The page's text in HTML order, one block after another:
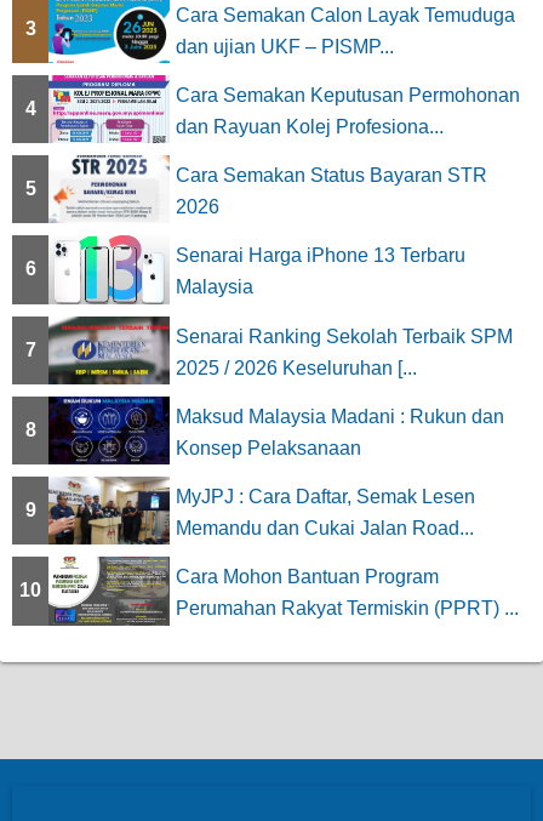
3
Cara Semakan Calon Layak Temuduga
dan ujian UKF – PISMP...
4
Cara Semakan Keputusan Permohonan
dan Rayuan Kolej Profesiona...
5
Cara Semakan Status Bayaran STR
2026
6
Senarai Harga iPhone 13 Terbaru
Malaysia
7
Senarai Ranking Sekolah Terbaik SPM
2025 / 2026 Keseluruhan [...
8
Maksud Malaysia Madani : Rukun dan
Konsep Pelaksanaan
9
MyJPJ : Cara Daftar, Semak Lesen
Memandu dan Cukai Jalan Road...
10
Cara Mohon Bantuan Program
Perumahan Rakyat Termiskin (PPRT) ...